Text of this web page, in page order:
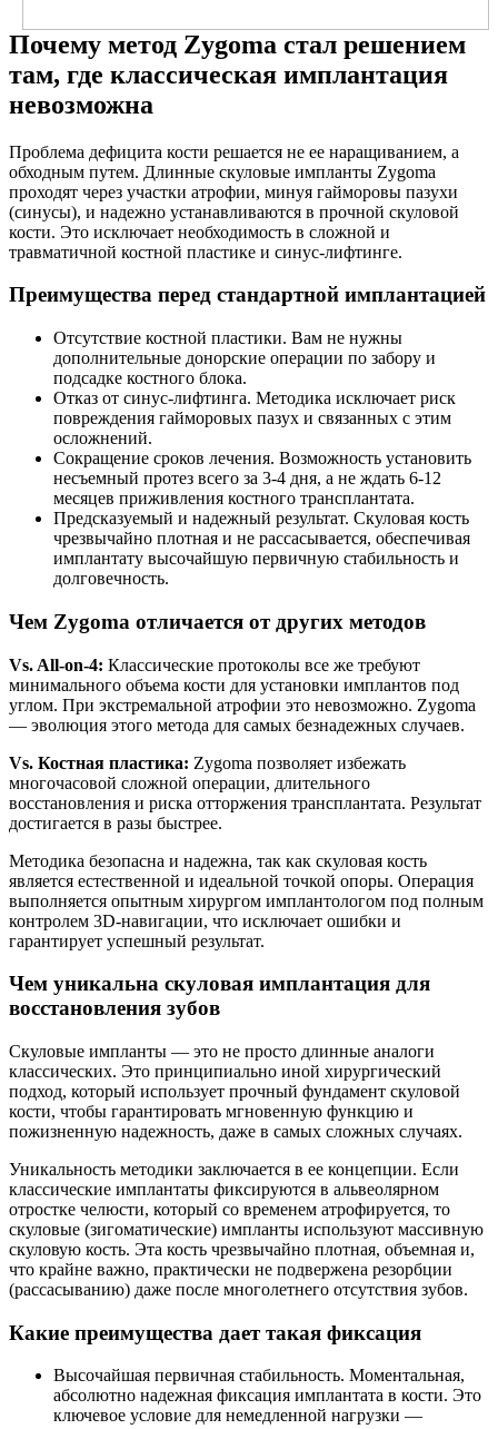
Почему метод Zygoma стал решением
там, где классическая имплантация
невозможна
Проблема дефицита кости решается не ее наращиванием, а
обходным путем. Длинные скуловые импланты Zygoma
проходят через участки атрофии, минуя гайморовы пазухи
(синусы), и надежно устанавливаются в прочной скуловой
кости. Это исключает необходимость в сложной и
травматичной костной пластике и синус-лифтинге.
Преимущества перед стандартной имплантацией
Отсутствие костной пластики. Вам не нужны
дополнительные донорские операции по забору и
подсадке костного блока.
Отказ от синус-лифтинга. Методика исключает риск
повреждения гайморовых пазух и связанных с этим
осложнений.
Сокращение сроков лечения. Возможность установить
несъемный протез всего за 3-4 дня, а не ждать 6-12
месяцев приживления костного трансплантата.
Предсказуемый и надежный результат. Скуловая кость
чрезвычайно плотная и не рассасывается, обеспечивая
имплантату высочайшую первичную стабильность и
долговечность.
Чем Zygoma отличается от других методов
Vs. All-on-4: Классические протоколы все же требуют
минимального объема кости для установки имплантов под
углом. При экстремальной атрофии это невозможно. Zygoma
— эволюция этого метода для самых безнадежных случаев.
Vs. Костная пластика: Zygoma позволяет избежать
многочасовой сложной операции, длительного
восстановления и риска отторжения трансплантата. Результат
достигается в разы быстрее.
Методика безопасна и надежна, так как скуловая кость
является естественной и идеальной точкой опоры. Операция
выполняется опытным хирургом имплантологом под полным
контролем 3D-навигации, что исключает ошибки и
гарантирует успешный результат.
Чем уникальна скуловая имплантация для
восстановления зубов
Скуловые импланты — это не просто длинные аналоги
классических. Это принципиально иной хирургический
подход, который использует прочный фундамент скуловой
кости, чтобы гарантировать мгновенную функцию и
пожизненную надежность, даже в самых сложных случаях.
Уникальность методики заключается в ее концепции. Если
классические имплантаты фиксируются в альвеолярном
отростке челюсти, который со временем атрофируется, то
скуловые (зигоматические) импланты используют массивную
скуловую кость. Эта кость чрезвычайно плотная, объемная и,
что крайне важно, практически не подвержена резорбции
(рассасыванию) даже после многолетнего отсутствия зубов.
Какие преимущества дает такая фиксация
Высочайшая первичная стабильность. Моментальная,
абсолютно надежная фиксация имплантата в кости. Это
ключевое условие для немедленной нагрузки —